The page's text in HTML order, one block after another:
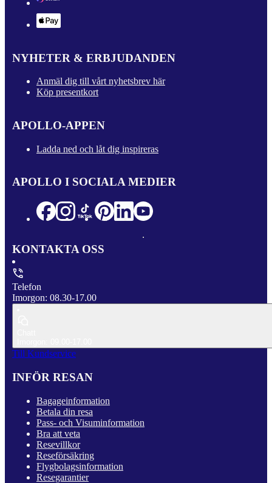
NYHETER & ERBJUDANDEN
Anmäl dig till vårt nyhetsbrev här
Köp presentkort
APOLLO-APPEN
Ladda ned och låt dig inspireras
APOLLO I SOCIALA MEDIER
KONTAKTA OSS
Telefon
Imorgon: 08.30-17.00
Till Kundservice
INFÖR RESAN
Bagageinformation
Betala din resa
Pass- och Visuminformation
Bra att veta
Resevillkor
Reseförsäkring
Flygbolagsinformation
Resegarantier